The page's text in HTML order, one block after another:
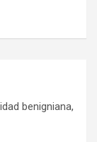
benigniana,